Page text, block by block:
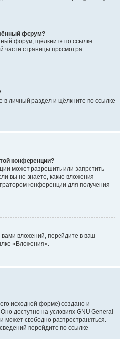
форум?
форум, щёлкните по ссылке
части страницы просмотра
в личный раздел и щёлкните по ссылке
конференции?
может разрешить или запретить
вы не знаете, какие вложения
конференции для получения
вложений, перейдите в ваш
«Вложения».
исходной форме) создано и
Оно доступно на условиях GNU General
может свободно распространяться.
перейдите по ссылке